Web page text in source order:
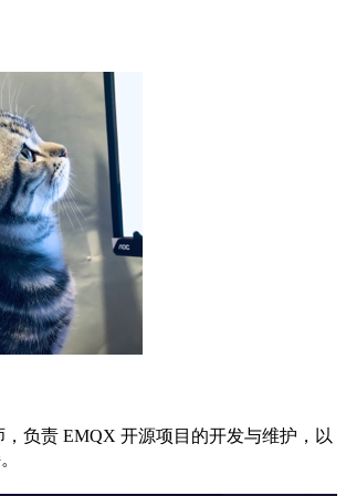
负责 EMQX 开源项目的开发与维护，以